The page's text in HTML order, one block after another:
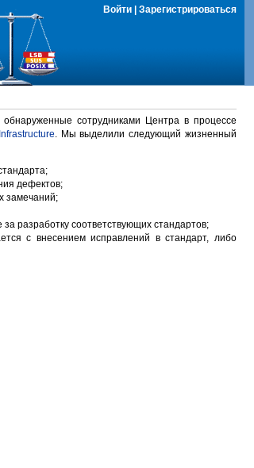
Войти Зарегистрироваться
сотрудниками Центра в процессе
. Мы выделили следующий жизненный
дефектов;
замечаний;
разработку соответствующих стандартов;
с внесением исправлений в стандарт, либо